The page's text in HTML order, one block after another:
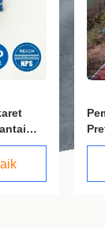
Karet
Bahan
Granules
Terbaik